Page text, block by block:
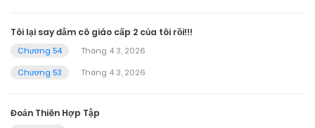
Tôi lại say đắm cô giáo cấp 2 của tôi rồi!!!
Chương 54
Tháng 4 3, 2026
Chương 53
Tháng 4 3, 2026
Đoản Thiên Hợp Tập